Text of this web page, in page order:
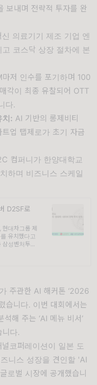
보내며 전략적 투자를 완
신 의료기기 제조 기업 엔
코스닥 상장 절차에 본
저 인수를 포기하며 100
각이 최종 유찰되어 OTT
다.
: AI 기반의 롱제비티
업 탭제로가 초기 자금
컴퍼니가 한양대학교
하며 비즈니스 스케일
D2SF로
현대차그룹 제
유치했다고
성벤처투...
주관한 AI 해커톤 ‘2026
습니다. 이번 대회에서는
해 주는 ‘AI 메뉴 비서’
니다.
널코퍼레이션이 일본 도
니스 성장을 견인할 'AI
로벌 시장에 공개했습니